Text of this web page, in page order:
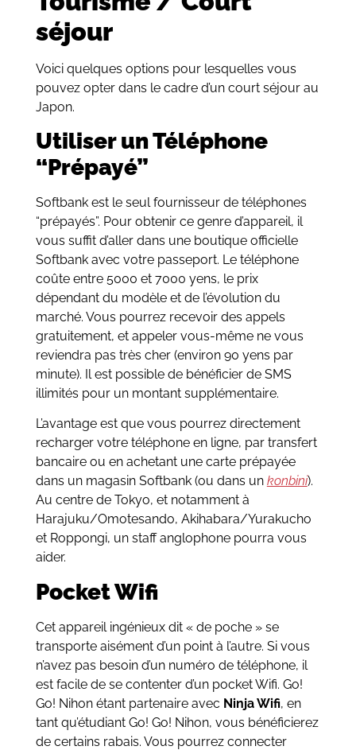
séjour
Voici quelques options pour lesquelles vous
pouvez opter dans le cadre d’un court séjour au
Japon.
Utiliser un Téléphone
“Prépayé”
Softbank est le seul fournisseur de téléphones
“prépayés”. Pour obtenir ce genre d’appareil, il
vous suffit d’aller dans une boutique officielle
Softbank avec votre passeport. Le téléphone
coûte entre 5000 et 7000 yens, le prix
dépendant du modèle et de l’évolution du
marché. Vous pourrez recevoir des appels
gratuitement, et appeler vous-même ne vous
reviendra pas très cher (environ 90 yens par
minute). Il est possible de bénéficier de SMS
illimités pour un montant supplémentaire.
L’avantage est que vous pourrez directement
recharger votre téléphone en ligne, par transfert
bancaire ou en achetant une carte prépayée
dans un magasin Softbank (ou dans un konbini).
Au centre de Tokyo, et notamment à
Harajuku/Omotesando, Akihabara/Yurakucho
et Roppongi, un staff anglophone pourra vous
aider.
Pocket Wifi
Cet appareil ingénieux dit « de poche » se
transporte aisément d’un point à l’autre. Si vous
n’avez pas besoin d’un numéro de téléphone, il
est facile de se contenter d’un pocket Wifi. Go!
Go! Nihon étant partenaire avec Ninja Wifi, en
tant qu’étudiant Go! Go! Nihon, vous bénéficierez
de certains rabais. Vous pourrez connecter